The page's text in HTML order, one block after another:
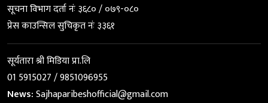
सूचना विभाग दर्ता नंः ३६८० / ०७९-०८०
प्रेस काउन्सिल सुचिकृत नंः ३३६१
सूर्यतारा श्री मिडिया प्रा.लि
01 5915027 / 9851096955
News:Sajhaparibeshofficial@gmail.com